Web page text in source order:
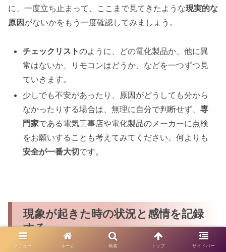
に、一度立ち止まって、ここまで見てきたような現実的な
原因 がないかをもう一度確認してみましょう。
チェックリストのように、どの電化製品か、他に異
常はないか、リモコンはどうか、などを一つずつ見
ていきます。
少しでも不安があったり、原因がどうしても分から
なかったりする場合は、無理に自分で判断せず、専
門家である電気工事店や電化製品のメーカーに点検
をお願いすることも考えてみてください。何よりも
安全が一番大切です。
現象が起きた時の状況と感情を記録
する
メニュー ホーム 検索 トップ サイドバー